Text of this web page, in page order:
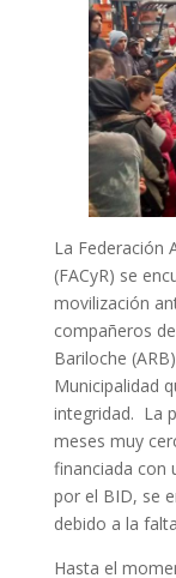
La Federación
(FACyR) se
movilización
compañeros
Bariloche
Municipalidad
integridad. La
meses muy
financiada con
por el BID, se
debido a la
Hasta el